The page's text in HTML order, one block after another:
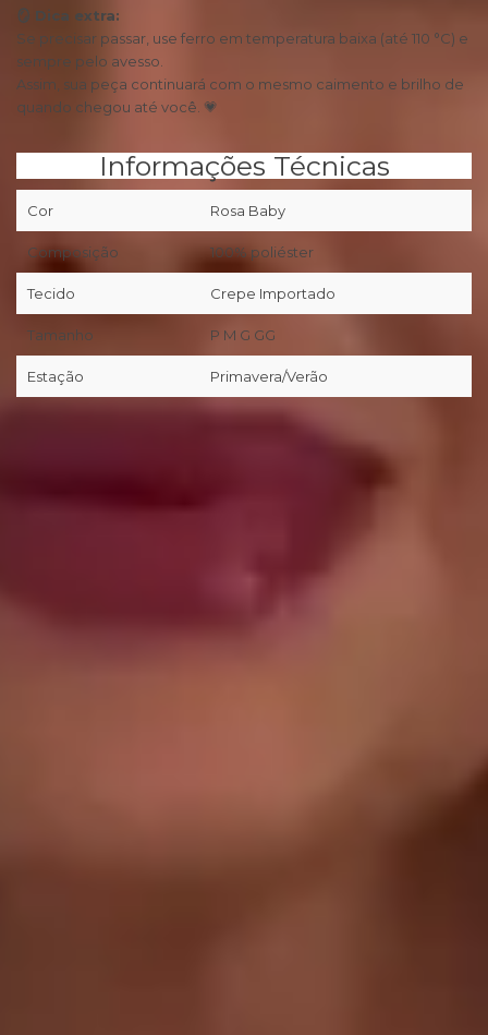
🪞 Dica extra:
Se precisar passar, use ferro em temperatura baixa (até 110 °C) e
sempre pelo avesso.
Assim, sua peça continuará com o mesmo caimento e brilho de
quando chegou até você. 💗
Informações Técnicas
Cor Rosa Baby
Composição 100% poliéster
Tecido Crepe Importado
Tamanho P M G GG
Estação Primavera/Verão